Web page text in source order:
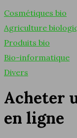
Cosmétiques bio
Agriculture
Produits bio
Bio-informatique
Divers
Acheter
en ligne